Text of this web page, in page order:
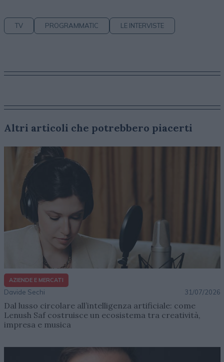
TV PROGRAMMATIC LE INTERVISTE
Altri articoli che potrebbero piacerti
AZIENDE E MERCATI
Davide Sechi 31/07/2026
Dal lusso circolare all’intelligenza artificiale: come
Lenush Saf costruisce un ecosistema tra creatività,
impresa e musica